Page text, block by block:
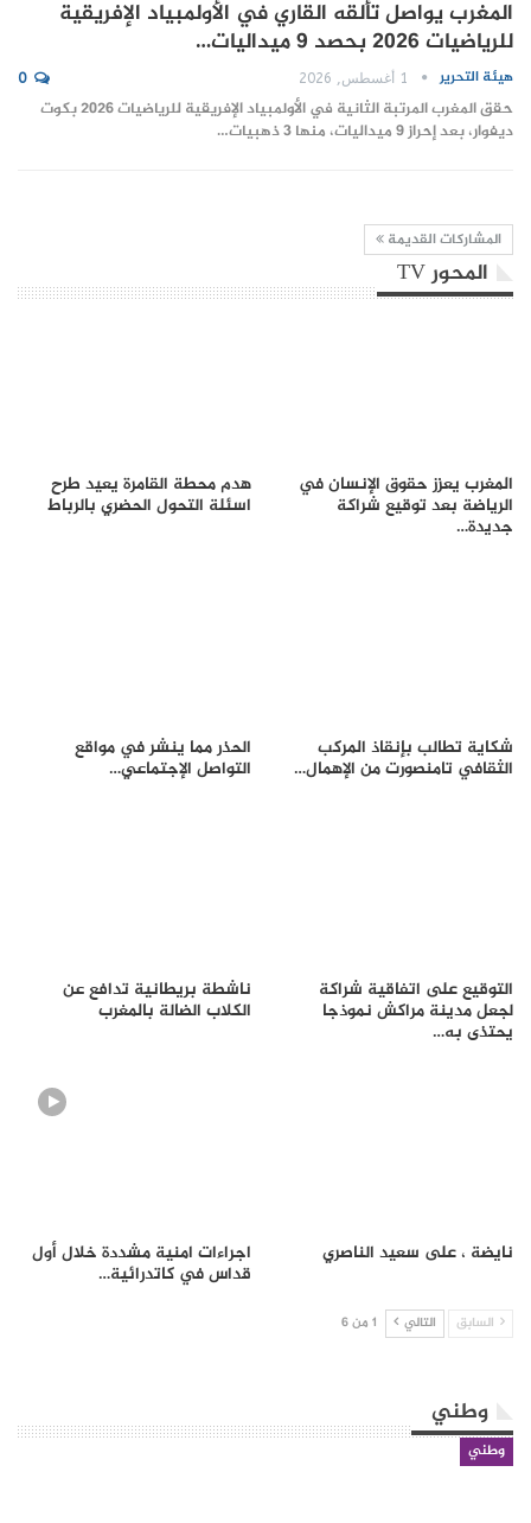
المغرب يواصل تألقه القاري في الأولمبياد الإفريقية
للرياضيات 2026 بحصد 9 ميداليات…
هيئة التحرير 1 أغسطس, 2026 0
حقق المغرب المرتبة الثانية في الأولمبياد الإفريقية للرياضيات 2026 بكوت
ديفوار، بعد إحراز 9 ميداليات، منها 3 ذهبيات…
المشاركات القديمة
المحور TV
المغرب يعزز حقوق الإنسان في
الرياضة بعد توقيع شراكة
جديدة…
هدم محطة القامرة يعيد طرح
اسئلة التحول الحضري بالرباط
شكاية تطالب بإنقاذ المركب
الثقافي تامنصورت من الإهمال…
الحذر مما ينشر في مواقع
التواصل الإجتماعي…
التوقيع على اتفاقية شراكة
لجعل مدينة مراكش نموذجا
يحتذى به…
ناشطة بريطانية تدافع عن
الكلاب الضالة بالمغرب
نايضة ، على سعيد الناصري اجراءات امنية مشددة خلال أول
قداس في كاتدرائية…
السابق التالي 1 من 6
وطني
وطني